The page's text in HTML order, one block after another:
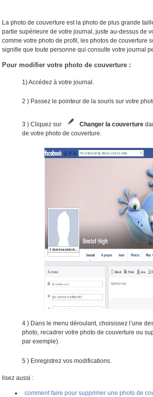
La photo de couverture est la photo de plus grande
partie supérieure de votre journal, juste au-dessus de
comme votre photo de profil, les photos de couverture
signifie que toute personne qui consulte votre journal
Pour modifier votre photo de couverture :
1) Accédez à votre journal.
2 ) Passez le pointeur de la souris sur votre
3 ) Cliquez sur Changer la couverture
de votre photo de couverture.
4 ) Dans le menu déroulant, choisissez l’une
photo, recadrer votre photo de couverture ou
par exemple).
5 ) Enregistrez vos modifications.
lisez aussi :
comment faire pour supprimer une photo de